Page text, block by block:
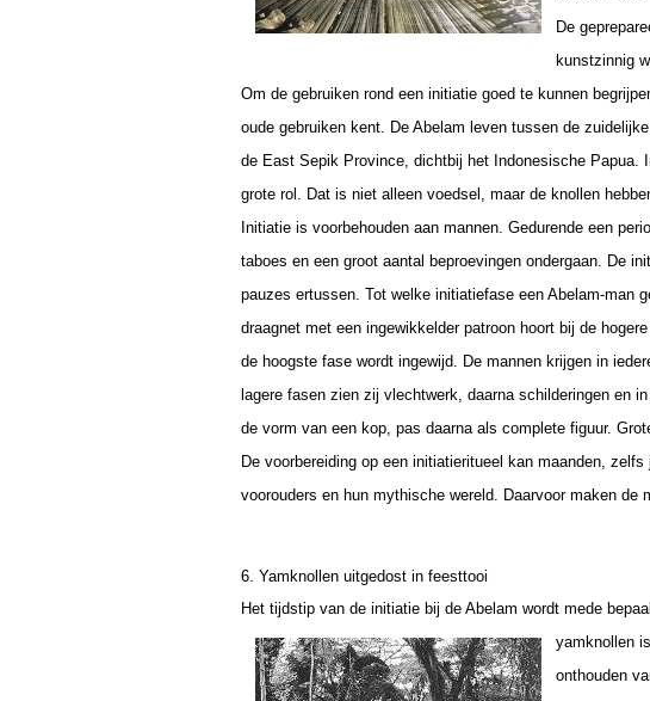
De
kunstzinnig
Om de gebruiken rond een initiatie goed te kunnen
oude gebruiken kent. De Abelam leven tussen de
de East Sepik Province, dichtbij het Indonesische Papua.
grote rol. Dat is niet alleen voedsel, maar de knollen
Initiatie is voorbehouden aan mannen. Gedurende een
taboes en een groot aantal beproevingen ondergaan. De
pauzes ertussen. Tot welke initiatiefase een Abelam-man
draagnet met een ingewikkelder patroon hoort bij de
de hoogste fase wordt ingewijd. De mannen krijgen in
lagere fasen zien zij vlechtwerk, daarna schilderingen en
de vorm van een kop, pas daarna als complete figuur.
De voorbereiding op een initiatieritueel kan maanden,
voorouders en hun mythische wereld. Daarvoor maken de
6. Yamknollen uitgedost in feesttooi
Het tijdstip van de initiatie bij de Abelam wordt mede
yamknollen
onthouden